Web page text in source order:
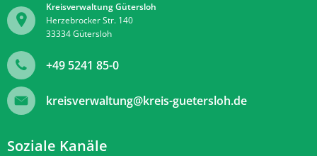
Kreisverwaltung Gütersloh
Herzebrocker Str. 140
33334Gütersloh
+49 5241 85-0
kreisverwaltung@kreis-guetersloh.de
Soziale Kanäle